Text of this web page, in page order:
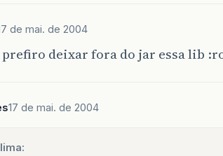
de mai. de 2004
deixar fora do jar essa lib
17 de mai. de 2004